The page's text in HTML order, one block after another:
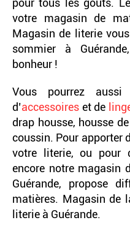
pour tous les goûts.
votre magasin de
Magasin de literie
sommier à
bonheur !
Vous pourrez aussi
d’accessoires et de
drap housse, housse
coussin. Pour apporter
votre literie, ou pour
encore notre magasin
Guérande, propose
matières. Magasin de
literie à Guérande.